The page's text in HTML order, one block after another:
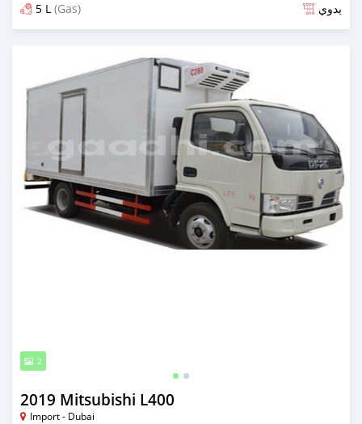
5 L (Gas) يدوي
2
2019 Mitsubishi L400
Import - Dubai